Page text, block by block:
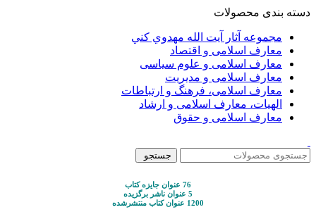
دسته بندی محصولات
مجموعه آثار آيت الله مهدوي كني
معارف اسلامی و اقتصاد
معارف اسلامی و علوم سیاسی
معارف اسلامی و مدیریت
معارف اسلامی، فرهنگ و ارتباطات
الهیات، معارف اسلامی و ارشاد
معارف اسلامی و حقوق
جستجو
76 عنوان جایزه کتاب
5 عنوان ناشر برگزیده
1200 عنوان کتاب منتشرشده